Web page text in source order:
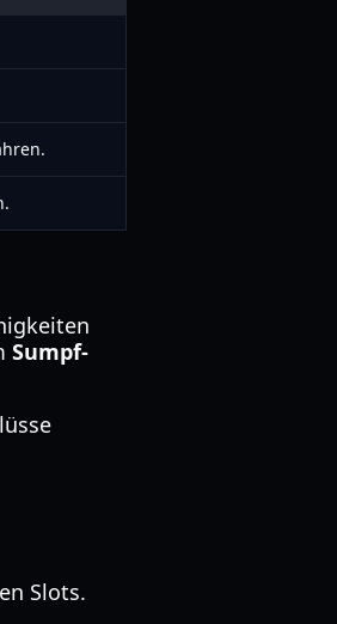
Sumpf-
Slots.